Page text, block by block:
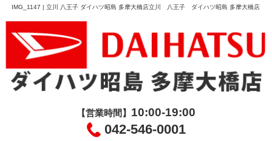
IMG_1147 | 立川 八王子 ダイハツ昭島 多摩大橋店立川 八王子 ダイハツ昭島 多摩大橋店
【営業時間】 10:00-19:00
042-546-0001